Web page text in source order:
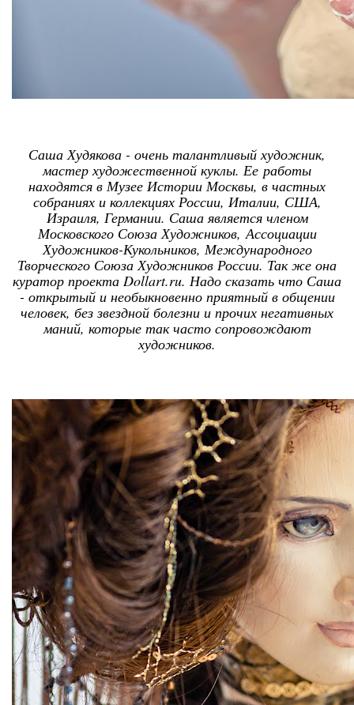
Саша Худякова - очень талантливый художник,
мастер художественной куклы. Ее работы
находятся в Музее Истории Москвы, в частных
собраниях и коллекциях России, Италии, США,
Израиля, Германии. Саша является членом
Московского Союза Художников, Ассоциации
Художников-Кукольников, Международного
Творческого Союза Художников России. Так же она
куратор проекта Dollart.ru. Надо сказать что Саша
- открытый и необыкновенно приятный в общении
человек, без звездной болезни и прочих негативных
маний, которые так часто сопровождают
художников.